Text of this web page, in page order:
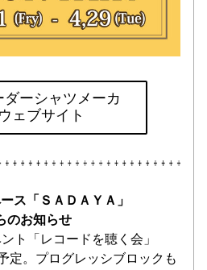
ダーシャツメーカ
ェブサイト
ス「ＳＡＤＡＹＡ」
のお知らせ
ト「レコードを聴く会」
定。プログレッシブロックも